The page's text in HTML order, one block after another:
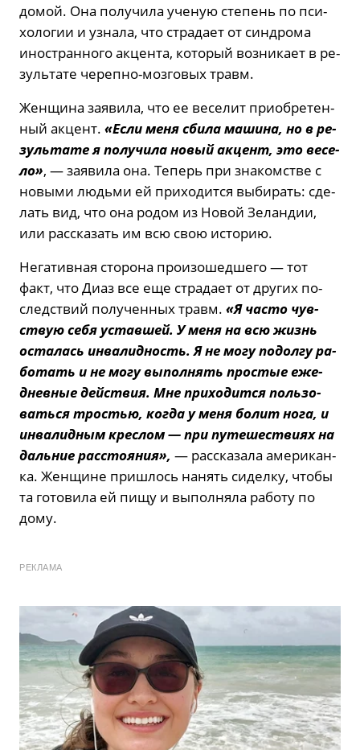
домой. Она по­лу­чи­ла уче­ную сте­пень по пси­
хо­ло­гии и узна­ла, что стра­да­ет от син­дро­ма
ино­стран­но­го ак­цен­та, ко­то­рый воз­ни­ка­ет в ре­
зуль­та­те че­реп­но-моз­го­вых травм.
Жен­щи­на за­яви­ла, что ее ве­се­лит при­об­ре­тен­
ный ак­цент. «Если меня сбила ма­ши­на, но в ре­
зуль­та­те я по­лу­чи­ла новый ак­цент, это ве­се­
ло», — за­яви­ла она. Те­перь при зна­ком­стве с
но­вы­ми лю­дь­ми ей при­хо­дит­ся вы­би­рать: сде­
лать вид, что она родом из Новой Зе­лан­дии,
или рас­ска­зать им всю свою ис­то­рию.
Нега­тив­ная сто­ро­на про­изо­шед­ше­го — тот
факт, что Диаз все еще стра­да­ет от дру­гих по­
след­ствий по­лу­чен­ных травм. «Я часто чув­
ствую себя устав­шей. У меня на всю жизнь
оста­лась ин­ва­лид­ность. Я не могу по­дол­гу ра­
бо­тать и не могу вы­пол­нять про­стые еже­
днев­ные дей­ствия. Мне при­хо­дит­ся поль­зо­
вать­ся тро­стью, когда у меня болит нога, и
ин­ва­лид­ным креслом — при пу­те­ше­стви­ях на
даль­ние рас­сто­я­ния», — рас­ска­за­ла аме­ри­кан­
ка. Жен­щине при­ш­лось на­нять си­дел­ку, чтобы
та го­то­ви­ла ей пищу и вы­пол­ня­ла ра­бо­ту по
дому.
РЕКЛАМА